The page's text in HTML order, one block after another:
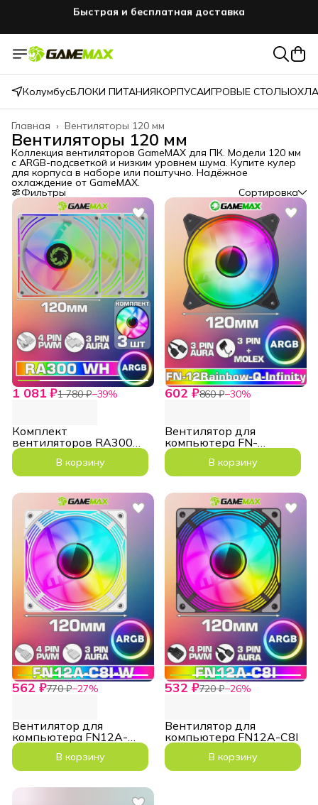
КолумбусБЛОКИ ПИТАНИЯКОРПУСАИГРОВЫЕ СТОЛЫ
Вентиляторы 120 мм
Главная ›
Вентиляторы 120 мм
Коллекция вентиляторов GameMAX для ПК. Модели 120 мм
с ARGB-подсветкой и низким уровнем шума. Купите кулер
для корпуса в наборе или поштучно. Надёжное
охлаждение от GameMAX.
Фильтры Сортировка
1 081 ₽1 780 ₽−39%
Комплект
вентиляторов RA300
White 3*120мм ARGB
Cooling fansВ корзину
602 ₽860 ₽−30%
Вентилятор для
компьютера FN-
12Rainbow-Q-Infinity
В корзину
562 ₽770 ₽−27%
Вентилятор для
компьютера FN12A-
C8I-W белый
В корзину
532 ₽720 ₽−26%
Вентилятор для
компьютера FN12A-C8I
В корзину